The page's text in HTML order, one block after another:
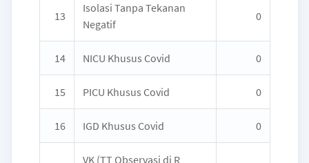
13
Isolasi Tanpa Tekanan
Negatif
0
14 NICU Khusus Covid 0
15 PICU Khusus Covid 0
16 IGD Khusus Covid 0
VK (TT Observasi di R